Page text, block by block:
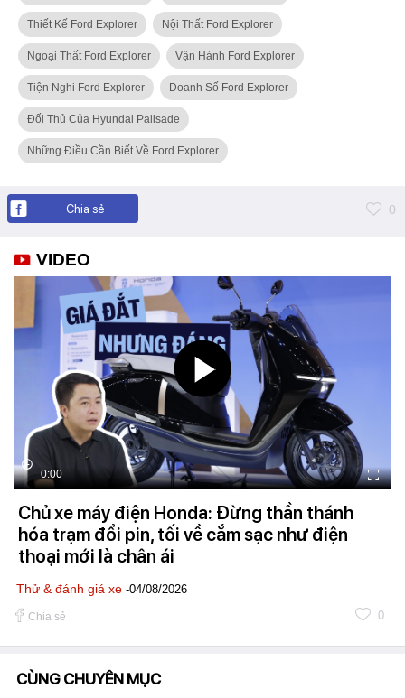
Thiết Kế Ford Explorer Nội Thất Ford Explorer
Ngoại Thất Ford Explorer Vận Hành Ford Explorer
Tiện Nghi Ford Explorer Doanh Số Ford Explorer
Đối Thủ Của Hyundai Palisade
Những Điều Cần Biết Về Ford Explorer
Chia sẻ 0
VIDEO
0:00
Chủ xe máy điện Honda: Đừng thần thánh
hóa trạm đổi pin, tối về cắm sạc như điện
thoại mới là chân ái
Thử & đánh giá xe -04/08/2026
Chia sẻ 0
CÙNG CHUYÊN MỤC